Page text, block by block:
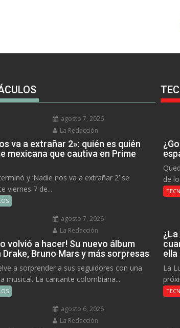
agosto 7, 2026
La Redacción
va a extrañar 2»: quién es quién
mexicana que cautiva en Prime
y ‘Nadie nos va a extrañar 2’ se
viernes 7 de...
agosto 7, 2026
La Redacción
volvió a hacer! Su nuevo álbum
Drake, Bruno Mars y más sorpresas
a sorprender a sus seguidores con una
musical. La cantante colombiana...
agosto 6, 2026
La Redacción
de
ella
La